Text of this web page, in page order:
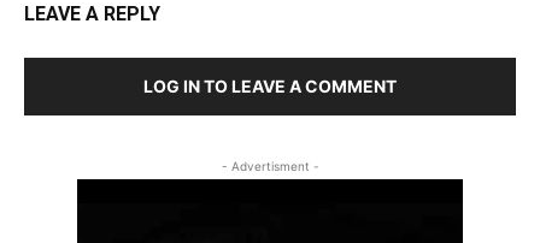
LEAVE A REPLY
LOG IN TO LEAVE A COMMENT
- Advertisment -